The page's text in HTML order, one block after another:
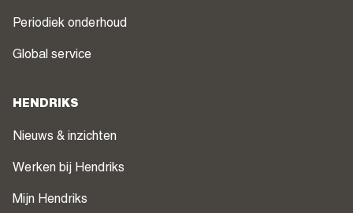
Periodiek onderhoud
Global service
HENDRIKS
Nieuws & inzichten
Werken bij Hendriks
Mijn Hendriks